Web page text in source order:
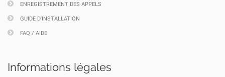
ENREGISTREMENT DES APPELS
GUIDE D'INSTALLATION
FAQ / AIDE
Informations légales